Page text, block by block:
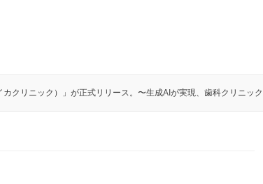
クリニック）」が正式リリース。〜生成AIが実現、歯科クリニッ